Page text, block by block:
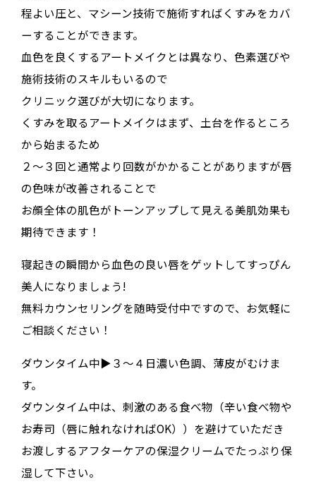
程よい圧と、マシーン技術で施術すればくすみをカバ
ーすることができます。
血色を良くするアートメイクとは異なり、色素選びや
施術技術のスキルもいるので
クリニック選びが大切になります。
くすみを取るアートメイクはまず、土台を作るところ
から始まるため
２〜３回と通常より回数がかかることがありますが唇
の色味が改善されることで
お顔全体の肌色がトーンアップして見える美肌効果も
期待できます！
寝起きの瞬間から血色の良い唇をゲットしてすっぴん
美人になりましょう!
無料カウンセリングを随時受付中ですので、お気軽に
ご相談ください！
ダウンタイム中▶︎３〜４日濃い色調、薄皮がむけま
す。
ダウンタイム中は、刺激のある食べ物（辛い食べ物や
お寿司（唇に触れなければOK））を避けていただき
お渡しするアフターケアの保湿クリームでたっぷり保
湿して下さい。